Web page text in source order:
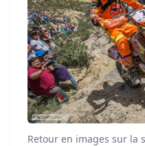
Retour en images sur la